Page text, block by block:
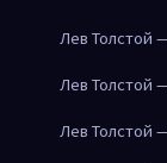
Лев Толстой
Лев Толстой
Лев Толстой